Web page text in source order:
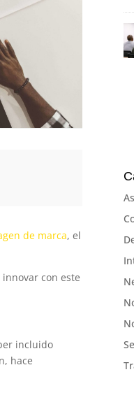
de marca, el
con este
incluido
hace